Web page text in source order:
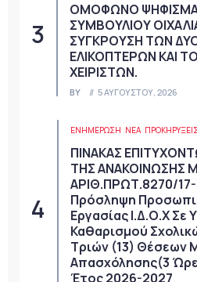
ΟΜΟΦΩΝΟ
ΣΥΜΒΟΥΛΙΟΥ
ΣΥΓΚΡΟΥΣΗ ΤΩΝ
ΕΛΙΚΟΠΤΕΡΩΝ ΚΑΙ
ΧΕΙΡΙΣΤΩΝ.
BY 5 ΑΥΓΟΎΣΤΟΥ, 2026
ΕΝΗΜΕΡΩΣΗ ΝΈΑ
ΠΙΝΑΚΑΣ
ΤΗΣ ΑΝΑΚΟΙΝΩΣΗΣ
ΑΡΙΘ.ΠΡΩΤ.8270/17-
Πρόσληψη
Εργασίας Ι.Δ.Ο.Χ Σε
Καθαρισμού
Τριών (13) Θέσεων
Απασχόλησης(3
Έτος 2026-2027